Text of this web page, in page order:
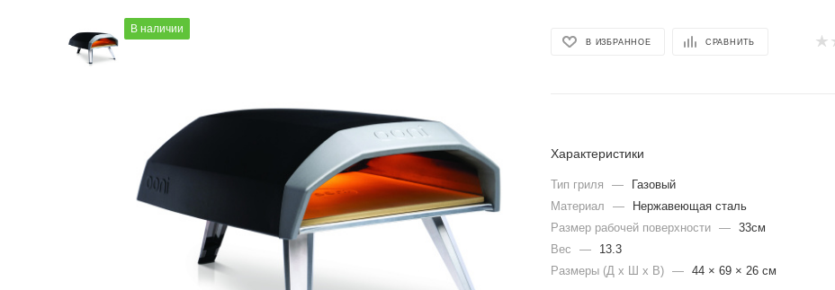
В наличии
В ИЗБРАННОЕ СРАВНИТЬ
Характеристики
Тип гриля —
Газовый
Материал
—
Нержавеющая сталь
Размер рабочей поверхности — 33см
Вес
—
13.3
Размеры (Д х Ш х В) — 44 × 69 × 26 см